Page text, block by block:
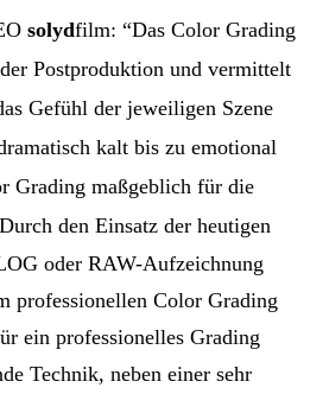
solydfilm: “Das Color Grading
Postproduktion und vermittelt
Gefühl der jeweiligen Szene
kalt bis zu emotional
Grading maßgeblich für die
Durch den Einsatz der heutigen
oder RAW-Aufzeichnung
professionellen Color Grading
ein professionelles Grading
Technik, neben einer sehr